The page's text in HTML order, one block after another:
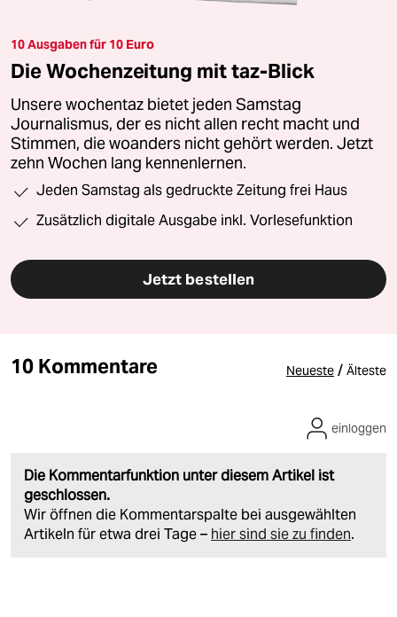
10 Ausgaben für 10 Euro
Die Wochenzeitung mit taz-Blick
Unsere wochentaz bietet jeden Samstag
Journalismus, der es nicht allen recht macht und
Stimmen, die woanders nicht gehört werden. Jetzt
zehn Wochen lang kennenlernen.
Jeden Samstag als gedruckte Zeitung frei Haus
Zusätzlich digitale Ausgabe inkl. Vorlesefunktion
Jetzt bestellen
10 Kommentare Neueste / Älteste
Die Kommentarfunktion unter diesem Artikel ist
geschlossen.
Wir öffnen die Kommentarspalte bei ausgewählten
Artikeln für etwa drei Tage – hier sind sie zu finden.
einloggen